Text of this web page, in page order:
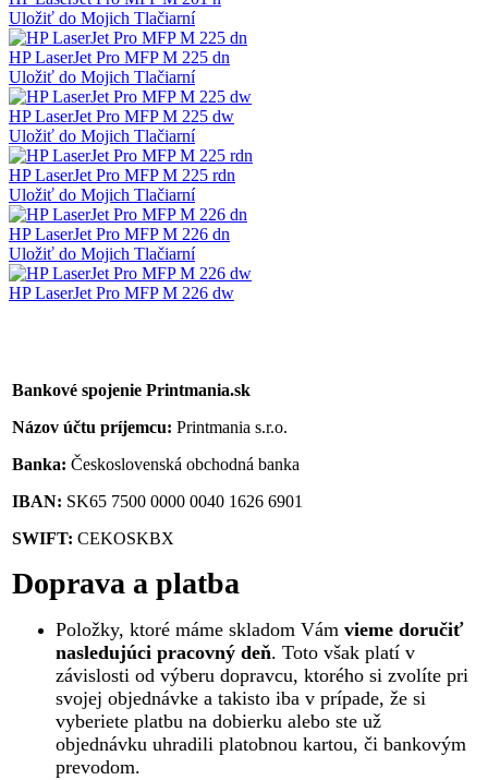
Uložiť do Mojich Tlačiarní
HP LaserJet Pro MFP M 225 dn
Uložiť do Mojich Tlačiarní
HP LaserJet Pro MFP M 225 dw
Uložiť do Mojich Tlačiarní
HP LaserJet Pro MFP M 225 rdn
Uložiť do Mojich Tlačiarní
HP LaserJet Pro MFP M 226 dn
Uložiť do Mojich Tlačiarní
HP LaserJet Pro MFP M 226 dw
Bankové spojenie Printmania.sk
Názov účtu príjemcu: Printmania s.r.o.
Banka: Československá obchodná banka
IBAN: SK65 7500 0000 0040 1626 6901
SWIFT: CEKOSKBX
Doprava a platba
Položky, ktoré máme skladom Vám vieme doručiť
nasledujúci pracovný deň. Toto však platí v
závislosti od výberu dopravcu, ktorého si zvolíte pri
svojej objednávke a takisto iba v prípade, že si
vyberiete platbu na dobierku alebo ste už
objednávku uhradili platobnou kartou, či bankovým
prevodom.